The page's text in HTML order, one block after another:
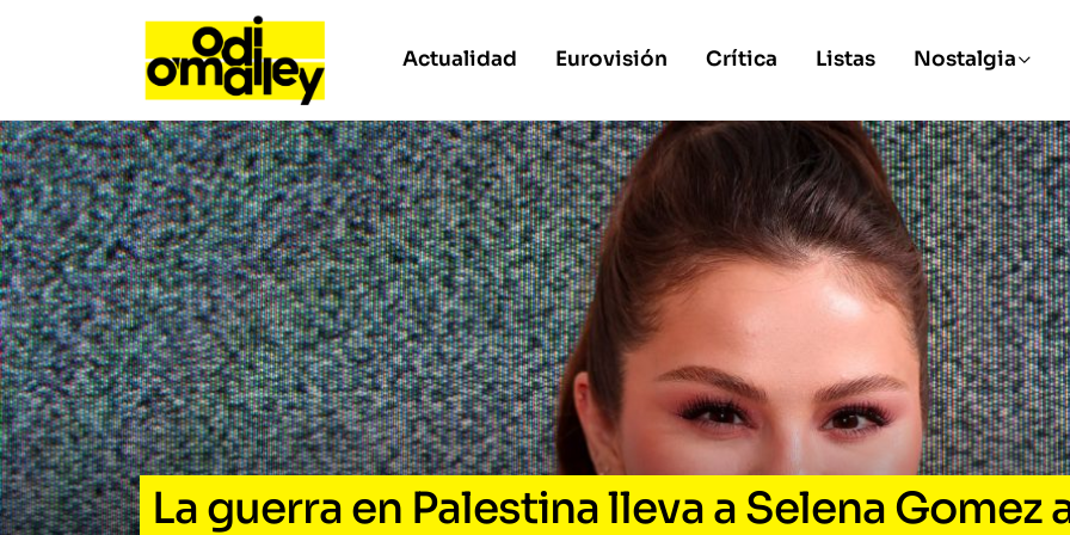
Actualidad Eurovisión Crítica Listas Nostalgia
La guerra en Palestina lleva a Selena Gomez